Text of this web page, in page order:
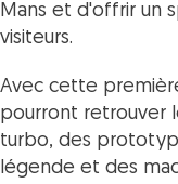
Mans et d'offrir un
visiteurs.
Avec cette
pourront retrouver
turbo, des
légende et des